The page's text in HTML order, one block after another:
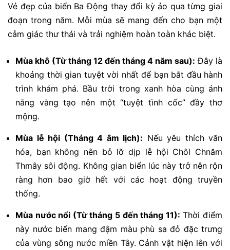
Vẻ đẹp của biển Ba Động thay đổi kỳ ảo qua từng giai
đoạn trong năm. Mỗi mùa sẽ mang đến cho bạn một
cảm giác thư thái và trải nghiệm hoàn toàn khác biệt.
Mùa khô (Từ tháng 12 đến tháng 4 năm sau): Đây là
khoảng thời gian tuyệt vời nhất để bạn bắt đầu hành
trình khám phá. Bầu trời trong xanh hòa cùng ánh
nắng vàng tạo nên một “tuyệt tình cốc” đầy thơ
mộng.
Mùa lễ hội (Tháng 4 âm lịch): Nếu yêu thích văn
hóa, bạn không nên bỏ lỡ dịp lễ hội Chôl Chnăm
Thmây sôi động. Không gian biển lúc này trở nên rộn
ràng hơn bao giờ hết với các hoạt động truyền
thống.
Mùa nước nổi (Từ tháng 5 đến tháng 11): Thời điểm
này nước biển mang đậm màu phù sa đỏ đặc trưng
của vùng sông nước miền Tây. Cảnh vật hiện lên với